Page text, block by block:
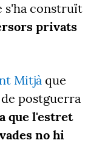
s'ha construït
privats
Mitjàque
postguerra
que l'estret
no hi